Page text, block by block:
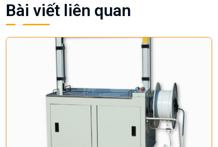
Bài viết liên quan